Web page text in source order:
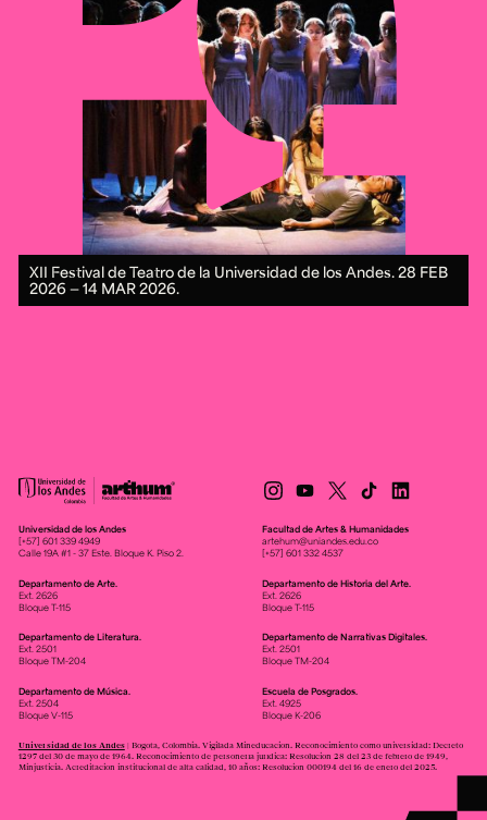
XII Festival de Teatro de la Universidad de los Andes.28 FEB
2026 ― 14 MAR 2026.
Universidad de los Andes
[+57] 601 339 4949
Calle 19A #1 - 37 Este. Bloque K. Piso 2.
Facultad de Artes & Humanidades
artehum@uniandes.edu.co
[+57] 601 332 4537
Departamento de Arte.
Ext. 2626
Bloque T-115
Departamento de Historia del Arte.
Ext. 2626
Bloque T-115
Departamento de Literatura.
Ext. 2501
Bloque TM-204
Departamento de Narrativas Digitales.
Ext. 2501
Bloque TM-204
Departamento de Música.
Ext. 2504
Bloque V-115
Escuela de Posgrados.
Ext. 4925
Bloque K-206
Universidad de los Andes| Bogotá, Colombia. Vigilada Mineducación. Reconocimiento como universidad: Decreto
1297 del 30 de mayo de 1964. Reconocimiento de personería jurídica: Resolución 28 del 23 de febrero de 1949,
Minjusticia. Acreditación institucional de alta calidad, 10 años: Resolución 000194 del 16 de enero del 2025.